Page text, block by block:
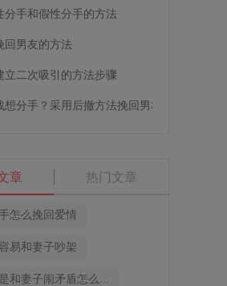
分手和假性分手的方法
回男友的方法
立二次吸引的方法步骤
想分手？采用后撤方法挽回男友
章 热门文章
怎么挽回爱情
易和妻子吵架
和妻子闹矛盾怎么...